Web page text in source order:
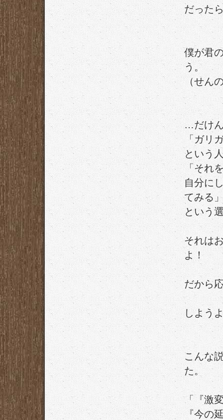
だった
僕が君
う。
（せん
…だけ
「ガリ
という
「それ
自分に
てみる
という
それは
よ！
だから
しよう
こんな
た。
「『激
『今の